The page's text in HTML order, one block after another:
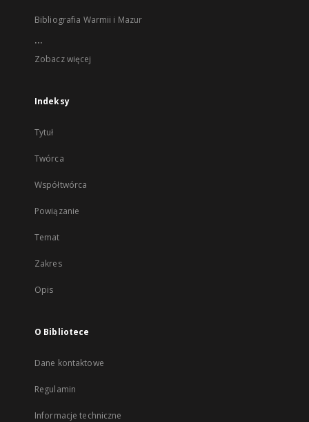
Bibliografia Warmii i Mazur
...
Zobacz więcej
Indeksy
Tytuł
Twórca
Współtwórca
Powiązanie
Temat
Zakres
Opis
O Bibliotece
Dane kontaktowe
Regulamin
Informacje techniczne